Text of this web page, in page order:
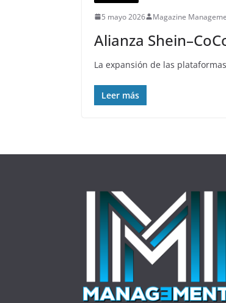
5 mayo 2026 Magazine
Alianza
La expansión de las
Leer más